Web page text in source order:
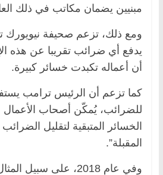
مبنيين يضمان مكاتب في ذلك
ومع ذلك، تزعم صحيفة نيويورك
يدفع أي ضرائب تقريبا عن هذه
أن أعماله تكبدت خسائر كبيرة.
كما تزعم أن الرئيس ترامب
للضرائب، يُمكّن أصحاب
الخسائر المتبقية لتقليل
المقبلة”.
وفي عام 2018، على